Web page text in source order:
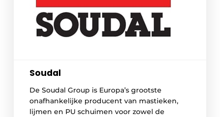
Soudal
De Soudal Group is Europa’s grootste
onafhankelijke producent van mastieken,
lijmen en PU schuimen voor zowel de